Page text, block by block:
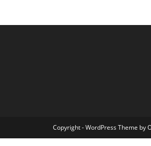
Copyright - WordPress Theme by